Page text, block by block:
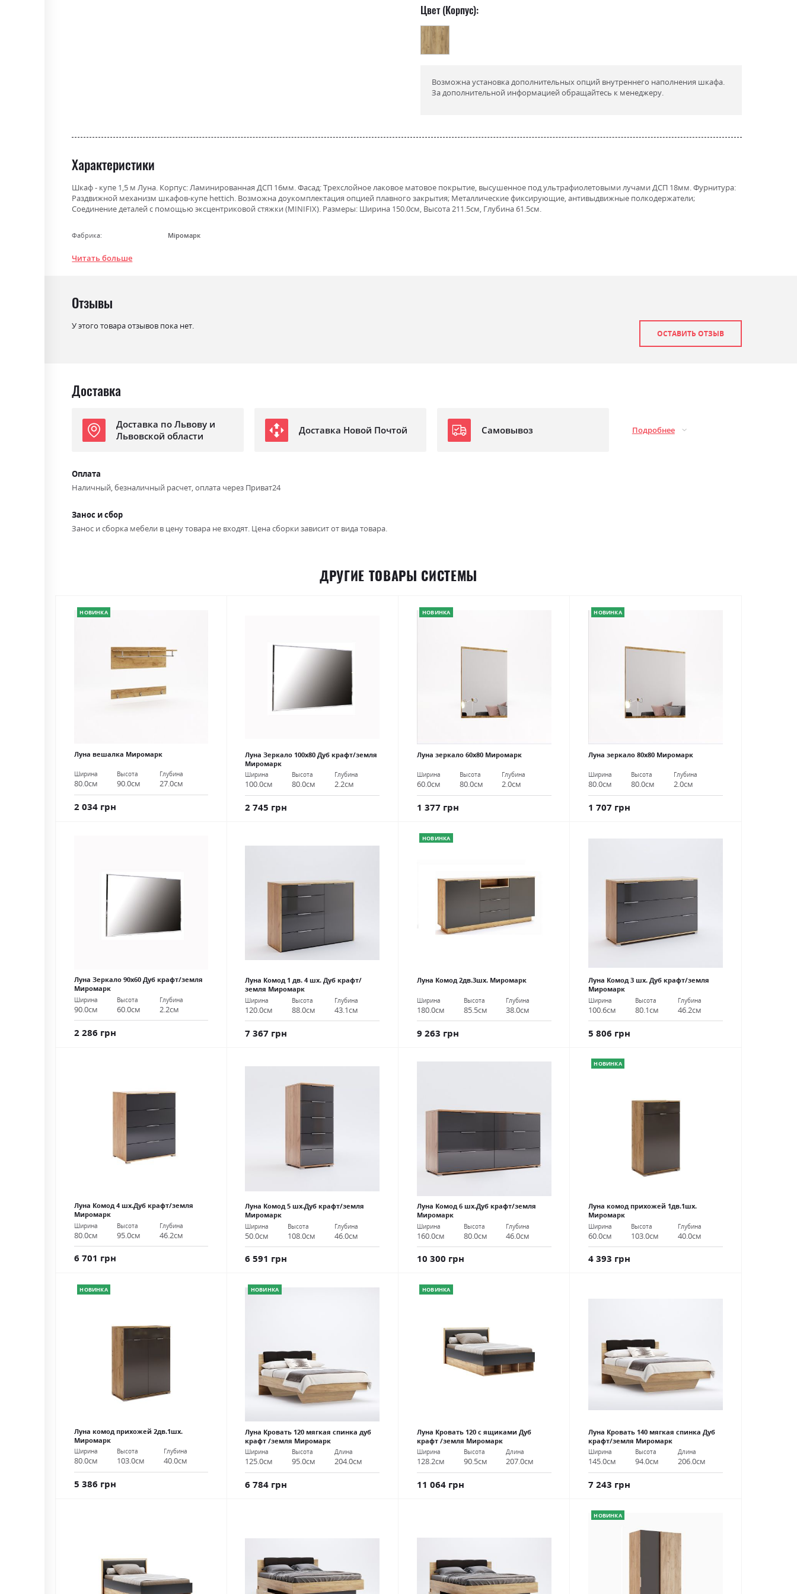
Цвет (Корпус):
Возможна установка дополнительных опций внутреннего наполнения шкафа.
За дополнительной информацией обращайтесь к менеджеру.
Характеристики
Шкаф - купе 1,5 м Луна. Корпус: Ламинированная ДСП 16мм. Фасад: Трехслойное лаковое матовое покрытие, высушенное под ультрафиолетовыми лучами ДСП 18мм. Фурнитура:
Раздвижной механизм шкафов-купе hettich. Возможна доукомплектация опцией плавного закрытия; Металлические фиксирующие, антивыдвижные полкодержатели;
Соединение деталей с помощью эксцентриковой стяжки (MINIFIX). Размеры: Ширина 150.0см, Высота 211.5см, Глубина 61.5см.
Фабрика: Міромарк
Цвет (Фасад):
Читать больше
Отзывы
У этого товара отзывов пока нет.
ОСТАВИТЬ ОТЗЫВ
Доставка
Доставка по Львову и
Львовской области
Доставка Новой Почтой Самовывоз Подробнее
Оплата
Наличный, безналичный расчет, оплата через Приват24
Занос и сбор
Занос и сборка мебели в цену товара не входят. Цена сборки зависит от вида товара.
ДРУГИЕ ТОВАРЫ СИСТЕМЫ
НОВИНКА
Луна вешалка Миромарк
Ширина
80.0см
Высота
90.0см
Глубина
27.0см
2 034 грн
Луна Зеркало 100х80 Дуб крафт/земля
Миромарк
Ширина
100.0см
Высота
80.0см
Глубина
2.2см
2 745 грн
НОВИНКА
Луна зеркало 60х80 Миромарк
Ширина
60.0см
Высота
80.0см
Глубина
2.0см
1 377 грн
НОВИНКА
Луна зеркало 80х80 Миромарк
Ширина
80.0см
Высота
80.0см
Глубина
2.0см
1 707 грн
Луна Зеркало 90х60 Дуб крафт/земля
Миромарк
Ширина
90.0см
Высота
60.0см
Глубина
2.2см
2 286 грн
Луна Комод 1 дв. 4 шх. Дуб крафт/
земля Миромарк
Ширина
120.0см
Высота
88.0см
Глубина
43.1см
7 367 грн
НОВИНКА
Луна Комод 2дв.3шх. Миромарк
Ширина
180.0см
Высота
85.5см
Глубина
38.0см
9 263 грн
Луна Комод 3 шх. Дуб крафт/земля
Миромарк
Ширина
100.6см
Высота
80.1см
Глубина
46.2см
5 806 грн
Луна Комод 4 шх.Дуб крафт/земля
Миромарк
Ширина
80.0см
Высота
95.0см
Глубина
46.2см
6 701 грн
Луна Комод 5 шх.Дуб крафт/земля
Миромарк
Ширина
50.0см
Высота
108.0см
Глубина
46.0см
6 591 грн
Луна Комод 6 шх.Дуб крафт/земля
Миромарк
Ширина
160.0см
Высота
80.0см
Глубина
46.0см
10 300 грн
НОВИНКА
Луна комод прихожей 1дв.1шх.
Миромарк
Ширина
60.0см
Высота
103.0см
Глубина
40.0см
4 393 грн
НОВИНКА
Луна комод прихожей 2дв.1шх.
Миромарк
Ширина
80.0см
Высота
103.0см
Глубина
40.0см
5 386 грн
НОВИНКА
Луна Кровать 120 мягкая спинка дуб
крафт /земля Миромарк
Ширина
125.0см
Высота
95.0см
Длина
204.0см
6 784 грн
НОВИНКА
Луна Кровать 120 с ящиками Дуб
крафт /земля Миромарк
Ширина
128.2см
Высота
90.5см
Длина
207.0см
11 064 грн
Луна Кровать 140 мягкая спинка Дуб
крафт/земля Миромарк
Ширина
145.0см
Высота
94.0см
Длина
206.0см
7 243 грн
НОВИНКА